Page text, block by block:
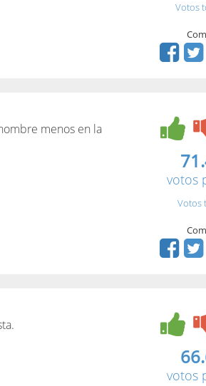
Votos
menos en la
votos
Votos
votos